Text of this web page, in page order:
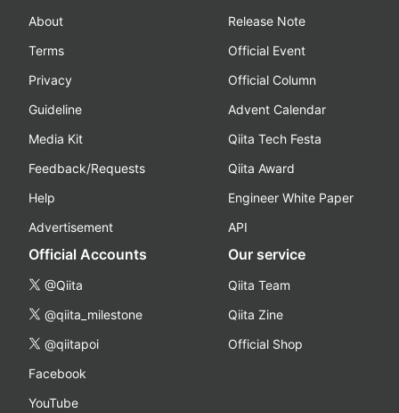
About
Terms
Privacy
Guideline
Media Kit
Feedback/Requests
Help
Advertisement
Release Note
Official Event
Official Column
Advent Calendar
Qiita Tech Festa
Qiita Award
Engineer White Paper
API
Official Accounts
@Qiita
@qiita_milestone
@qiitapoi
Facebook
YouTube
Our service
Qiita Team
Qiita Zine
Official Shop